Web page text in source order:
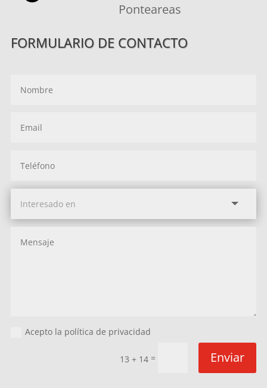
Ponteareas
FORMULARIO DE CONTACTO
Acepto la política de privacidad
13 + 14 = Enviar